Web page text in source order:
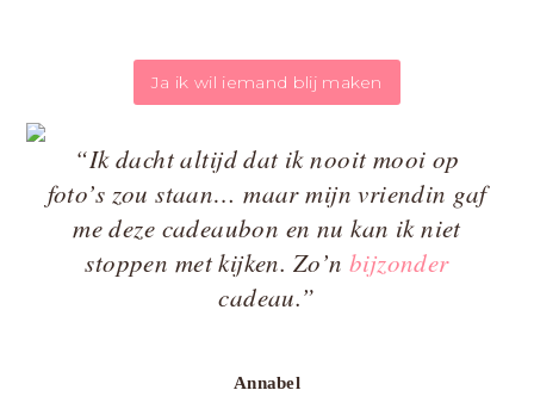
Ja ik wil iemand blij maken
“Ik dacht altijd dat ik nooit mooi op
foto’s zou staan… maar mijn vriendin gaf
me deze cadeaubon en nu kan ik niet
stoppen met kijken. Zo’n bijzonder
cadeau.”
Annabel